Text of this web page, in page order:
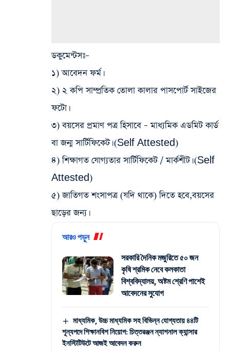
ডকুমেন্টসঃ–
১) আবেদন ফর্ম।
২) ২ কপি সাম্প্রতিক তোলা কালার পাসপোর্ট সাইজের
ফটো।
৩) বয়সের প্রমাণ পত্র হিসাবে – মাধ্যমিক এডমিট কার্ড
বা জন্ম সার্টিফিকেট। (Self Attested)
৪) শিক্ষাগত যোগ্যতার সার্টিফিকেট / মার্কশীট। (Self
Attested)
৫) জাতিগত শংসাপত্র (যদি থাকে) দিতে হবে,বয়সের
ছাড়ের জন্য।
আরও পড়ুন
সরকারি দৈনিক মজুরিতে ৫০ জন
কৃষি শ্রমিক নেবে কলকাতা
বিশ্ববিদ্যালয়, অষ্টম শ্রেণি পাশেই
আবেদনের সুযোগ
মাধ্যমিক, উচ্চ মাধ্যমিক সহ বিভিন্ন যোগ্যতায় ৪৪টি
শূন্যপদে শিক্ষানবিশ নিয়োগ: চিত্তরঞ্জন ন্যাশনাল ক্যান্সার
ইনস্টিটিউটে আজই আবেদন করুন